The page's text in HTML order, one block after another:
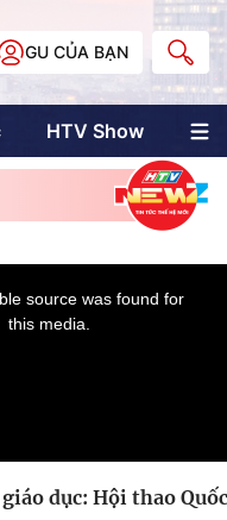
GU CỦA BẠN
HTV Show
Multimedia
Multiform
Doanh nhân Sài
Gòn
dục: Hội thao Quốc